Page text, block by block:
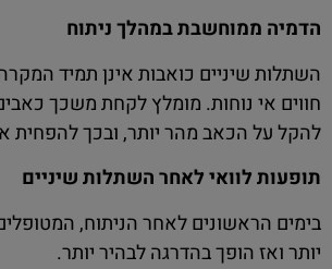
הדמיה ממוחשבת במהלך ניתוח
השתלות שיניים כואבות אינן תמיד
חווים אי נוחות. מומלץ לקחת משכך
להקל על הכאב מהר יותר, ובכך
תופעות לוואי לאחר השתלות שיניים
יותר ואז הופך בהדרגה לבהיר יותר.